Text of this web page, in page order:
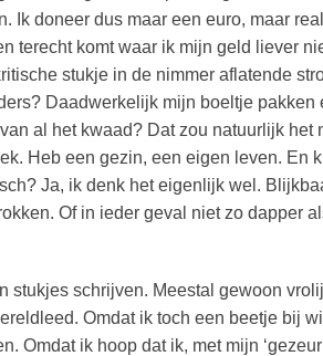
Ik doneer dus maar een euro, maar
terecht komt waar ik mijn geld liever
stukje in de nimmer aflatende
Daadwerkelijk mijn boeltje
al het kwaad? Dat zou natuurlijk het
Heb een gezin, een eigen leven. En
Ja, ik denk het eigenlijk wel.
Of in ieder geval niet zo dapper
stukjes schrijven. Meestal gewoon
Omdat ik toch een beetje bij
Omdat ik hoop dat ik, met mijn